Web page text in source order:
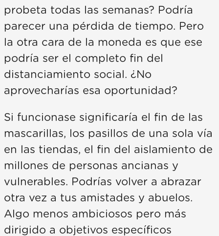
probeta todas las semanas? Podría
parecer una pérdida de tiempo. Pero
la otra cara de la moneda es que ese
podría ser el completo fin del
distanciamiento social. ¿No
aprovecharías esa oportunidad?
Si funcionase significaría el fin de las
mascarillas, los pasillos de una sola vía
en las tiendas, el fin del aislamiento de
millones de personas ancianas y
vulnerables. Podrías volver a abrazar
otra vez a tus amistades y abuelos.
Algo menos ambiciosos pero más
dirigido a objetivos específicos